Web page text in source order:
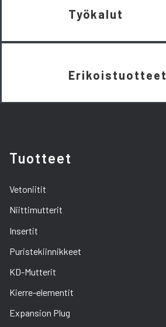
Työkalut
Erikoistuotteet
Tuotteet
Vetoniitit
Niittimutterit
Insertit
Puristekiinnikkeet
KD-Mutterit
Kierre-elementit
Expansion Plug